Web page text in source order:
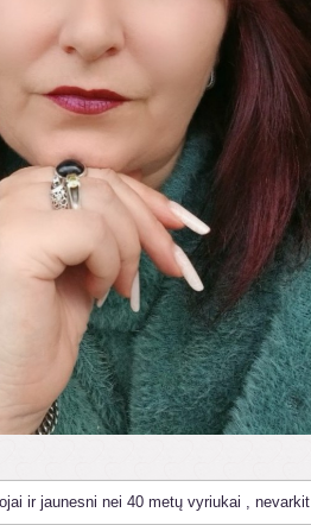
ir jaunesni nei 40 metų vyriukai , nevarkit